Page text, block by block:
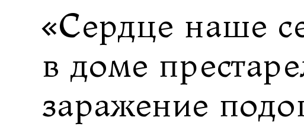
«Сердце наше
в доме
заражение